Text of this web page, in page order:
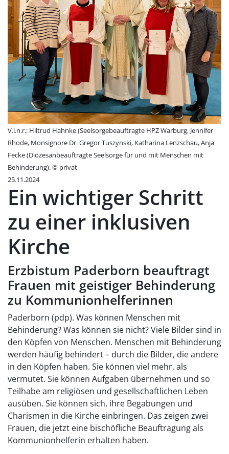
V.l.n.r.: Hiltrud Hahnke (Seelsorgebeauftragte HPZ Warburg, Jennifer
Rhode, Monsignore Dr. Gregor Tuszynski, Katharina Lenzschau, Anja
Fecke (Diözesanbeauftragte Seelsorge für und mit Menschen mit
Behinderung). © privat
25.11.2024
Ein wichtiger Schritt
zu einer inklusiven
Kirche
Erzbistum Paderborn beauftragt
Frauen mit geistiger Behinderung
zu Kommunionhelferinnen
Paderborn (pdp). Was können Menschen mit
Behinderung? Was können sie nicht? Viele Bilder sind in
den Köpfen von Menschen. Menschen mit Behinderung
werden häufig behindert – durch die Bilder, die andere
in den Köpfen haben. Sie können viel mehr, als
vermutet. Sie können Aufgaben übernehmen und so
Teilhabe am religiösen und gesellschaftlichen Leben
ausüben. Sie können sich, ihre Begabungen und
Charismen in die Kirche einbringen. Das zeigen zwei
Frauen, die jetzt eine bischöfliche Beauftragung als
Kommunionhelferin erhalten haben.